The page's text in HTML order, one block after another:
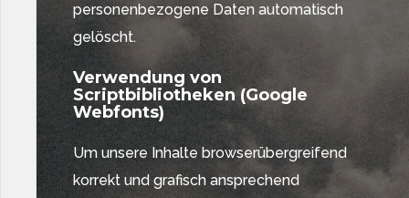
personenbezogene Daten automatisch
gelöscht.
Verwendung von
Scriptbibliotheken (Google
Webfonts)
Um unsere Inhalte browserübergreifend
korrekt und grafisch ansprechend